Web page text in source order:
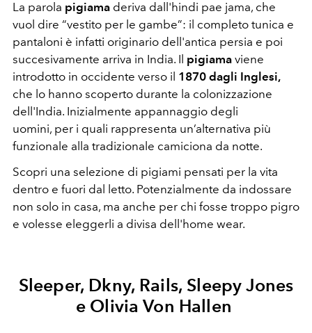
La parola pigiama deriva dall'hindi pae jama, che
vuol dire “vestito per le gambe”: il completo tunica e
pantaloni è infatti originario dell'antica persia e poi
succesivamente arriva in India. Il pigiama viene
introdotto in occidente verso il 1870 dagli Inglesi,
che lo hanno scoperto durante la colonizzazione
dell'India. Inizialmente appannaggio degli
uomini, per i quali rappresenta un’alternativa più
funzionale alla tradizionale camiciona da notte.
Scopri una selezione di pigiami pensati per la vita
dentro e fuori dal letto. Potenzialmente da indossare
non solo in casa, ma anche per chi fosse troppo pigro
e volesse eleggerli a divisa dell'home wear.
Sleeper, Dkny, Rails, Sleepy Jones
e Olivia Von Hallen